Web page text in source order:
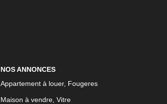
NOS ANNONCES
Appartement à louer, Fougeres
Maison à vendre, Vitre